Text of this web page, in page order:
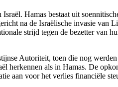
Hamas bestaat uit
na de Israëlische invasie van
strijd tegen de bezetter van
Autoriteit, toen die nog
herkennen als in Hamas. De
aan voor het verlies financiële